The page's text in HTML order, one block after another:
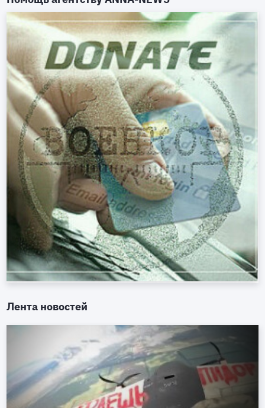
Лента новостей